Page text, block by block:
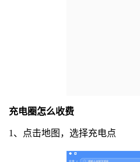
充电圈怎么收费
1、点击地图，选择充电点